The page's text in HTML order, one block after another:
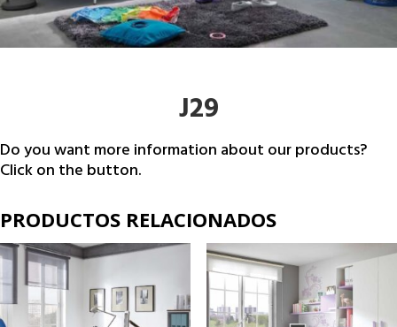
J29
Do you want more information about our products?
Click on the button.
PRODUCTOS RELACIONADOS